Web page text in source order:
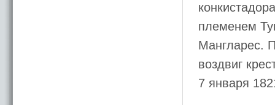
племенем
Мангларес.
воздвиг
7 января